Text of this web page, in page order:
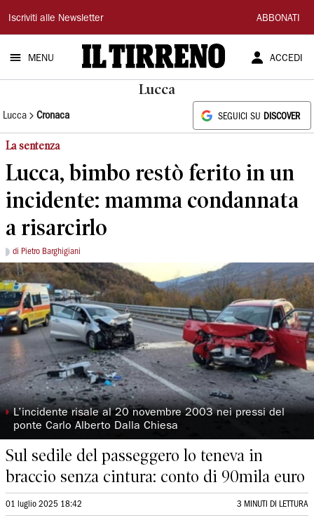
Il
Tirreno
Iscriviti alle Newsletter ABBONATI
MENU ACCEDI
Lucca
Lucca Cronaca SEGUICI SU DISCOVER
La sentenza
Lucca, bimbo restò ferito in un
incidente: mamma condannata
a risarcirlo
di Pietro Barghigiani
◗L’incidente risale al 20 novembre 2003 nei pressi del
ponte Carlo Alberto Dalla Chiesa
Sul sedile del passeggero lo teneva in
braccio senza cintura: conto di 90mila euro
01 luglio 2025 18:42 3 MINUTI DI LETTURA